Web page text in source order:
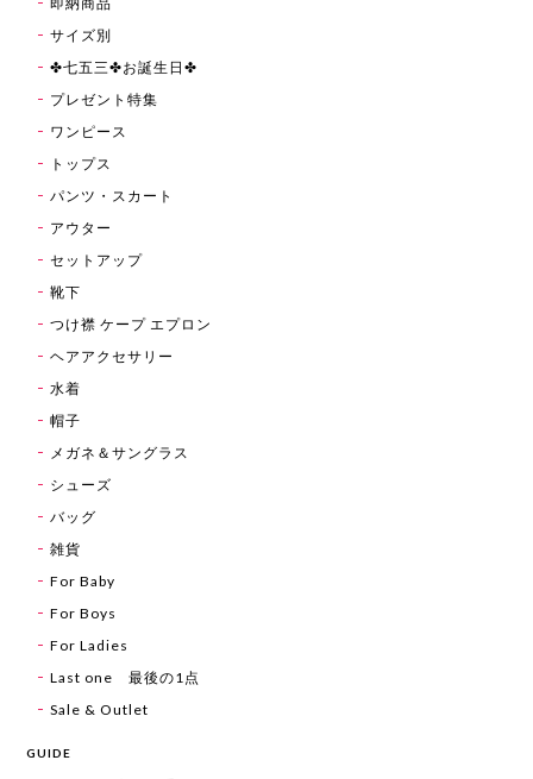
サイズ別
✤七五三✤お誕生日✤
プレゼント特集
ワンピース
トップス
パンツ・スカート
アウター
セットアップ
靴下
つけ襟 ケープ エプロン
ヘアアクセサリー
水着
帽子
メガネ＆サングラス
シューズ
バッグ
雑貨
For Baby
For Boys
For Ladies
Last one 最後の1点
Sale & Outlet
GUIDE